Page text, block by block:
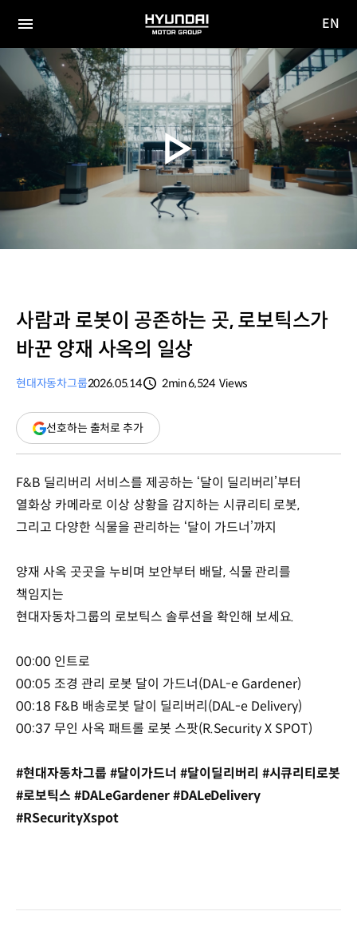
전체
메뉴
HYUNDAI
MOTOR
GROUP
사이
이동
EN
사람과 로봇이 공존하는 곳, 로보틱스가
바꾼 양재 사옥의 일상
현대자동차그룹2026.05.14
2min6,524 Views
선호하는 출처로 추가(새
창
F&B 딜리버리 서비스를 제공하는 ‘달이 딜리버리’부터
열화상 카메라로 이상 상황을 감지하는 시큐리티 로봇,
그리고 다양한 식물을 관리하는 ‘달이 가드너’까지
양재 사옥 곳곳을 누비며 보안부터 배달, 식물 관리를
책임지는
현대자동차그룹의 로보틱스 솔루션을 확인해 보세요.
00:00 인트로
00:05 조경 관리 로봇 달이 가드너(DAL-e Gardener)
00:18 F&B 배송로봇 달이 딜리버리(DAL-e Delivery)
00:37 무인 사옥 패트롤 로봇 스팟(R.Security X SPOT)
#현대자동차그룹 #달이가드너 #달이딜리버리 #시큐리티로봇
#로보틱스 #DALeGardener #DALeDelivery
#RSecurityXspot